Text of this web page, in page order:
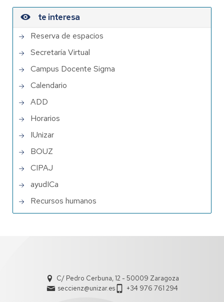
te interesa
Reserva de espacios
Secretaría Virtual
Campus Docente Sigma
Calendario
ADD
Horarios
IUnizar
BOUZ
CIPAJ
ayudICa
Recursos humanos
C/ Pedro Cerbuna, 12 - 50009 Zaragoza
seccienz@unizar.es
+34 976 761 294